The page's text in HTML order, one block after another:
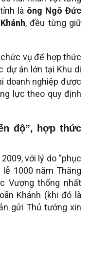
là ông Ngô Đức
, đều từng giữ
vụ để hợp thức
dự án lớn tại Khu di
doanh nghiệp được
lực theo quy định
độ”, hợp thức
với lý do “phục
1000 năm Thăng
Vượng thống nhất
Khánh (khi đó là
gửi Thủ tướng xin